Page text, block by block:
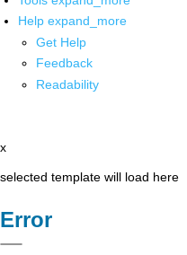
Help expand_more
Get Help
Feedback
Readability
x
selected template will load here
Error